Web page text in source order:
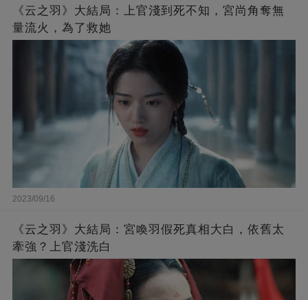
《云之羽》大結局：上官淺到死不知，宮尚角奪無
量流火，為了救她
2023/09/16
《云之羽》大結局：宮喚羽假死真相大白，依舊太
牽強？上官淺洗白